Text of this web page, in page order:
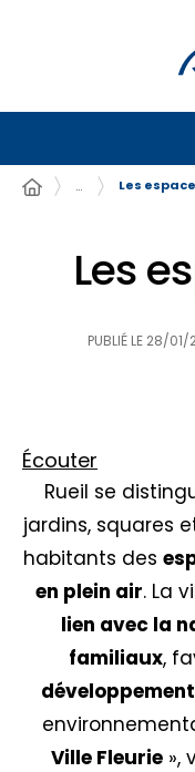
…
Les
Les
PUBLIÉ LE 28/01/
Écouter
Rueil se
jardins, squares
habitants des
en plein air. La
lien avec la
familiaux,
Ville Fleurie»,